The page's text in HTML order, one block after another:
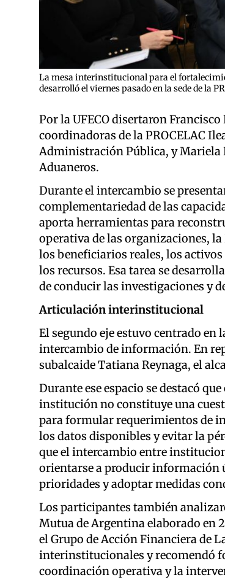
La mesa interinstitucional para el
desarrolló el viernes pasado en la sede de la
Por la UFECO disertaron
coordinadoras de la PROCELAC
Administración Pública, y Mariela
Aduaneros.
Durante el intercambio se
complementariedad de las
aporta herramientas para
operativa de las organizaciones,
los beneficiarios reales, los
los recursos. Esa tarea se
de conducir las investigaciones y
Articulación interinstitucional
El segundo eje estuvo centrado
intercambio de información. En
subalcaide Tatiana Reynaga, el
Durante ese espacio se destacó
institución no constituye una
para formular requerimientos de
los datos disponibles y evitar la
que el intercambio entre
orientarse a producir
prioridades y adoptar medidas
Los participantes también
Mutua de Argentina elaborado en
el Grupo de Acción Financiera de
interinstitucionales y recomendó
coordinación operativa y la